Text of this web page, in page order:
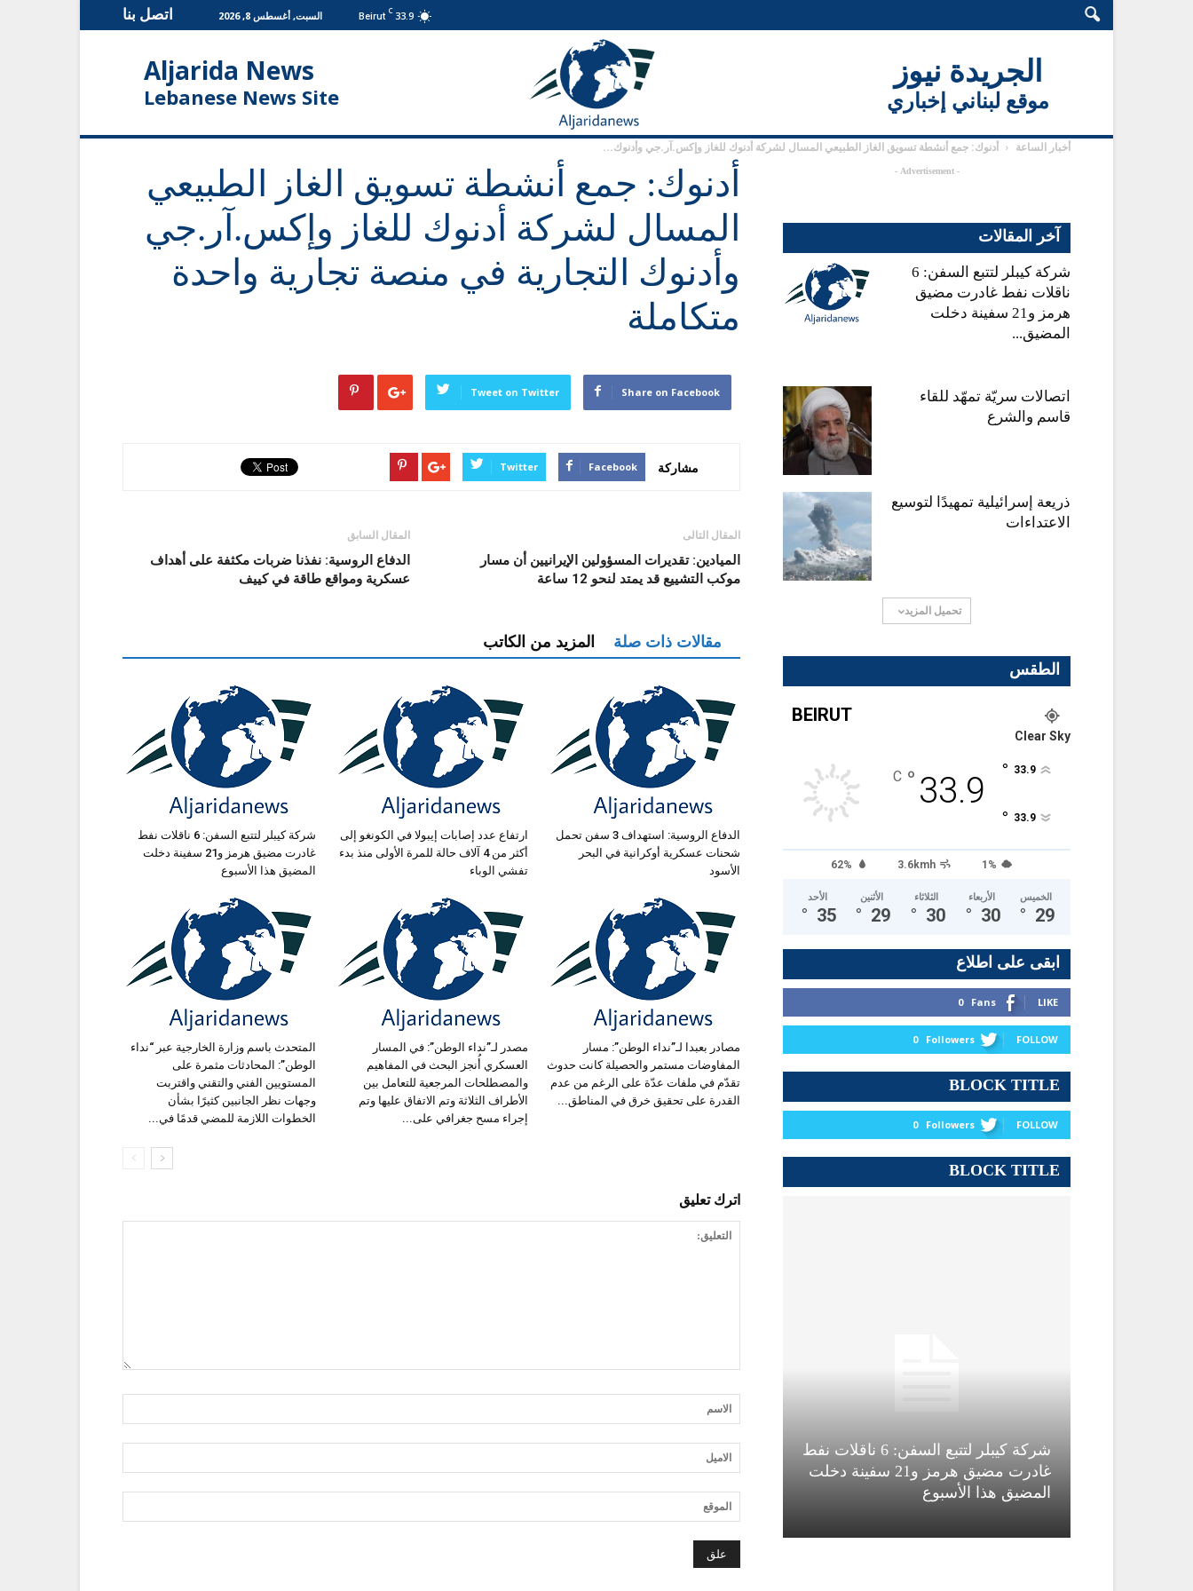
33.9
C
Beirut السبت, أغسطس 8, 2026 اتصل بنا
Aljarida News
Lebanese News Site
الجريدة نيوز
موقع لبناني إخباري
أخبار الساعة أدنوك: جمع أنشطة تسويق الغاز الطبيعي المسال لشركة أدنوك للغاز وإكس.آر.جي وأدنوك...
أدنوك: جمع أنشطة تسويق الغاز الطبيعي
المسال لشركة أدنوك للغاز وإكس.آر.جي
وأدنوك التجارية في منصة تجارية واحدة
متكاملة
Share on Facebook
Tweet on Twitter
مشاركة Facebook
Twitter
المقال السابق
الدفاع الروسية: نفذنا ضربات مكثفة على أهداف
عسكرية ومواقع طاقة في كييف
المقال التالى
الميادين: تقديرات المسؤولين الإيرانيين أن مسار
موكب التشييع قد يمتد لنحو 12 ساعة
مقالات ذات صلة المزيد من الكاتب
شركة كيبلر لتتبع السفن: 6 ناقلات نفط
غادرت مضيق هرمز و21 سفينة دخلت
المضيق هذا الأسبوع
ارتفاع عدد إصابات إيبولا في الكونغو إلى
أكثر من 4 آلاف حالة للمرة الأولى منذ بدء
تفشي الوباء
الدفاع الروسية: استهداف 3 سفن تحمل
شحنات عسكرية أوكرانية في البحر
الأسود
المتحدث باسم وزارة الخارجية عبر “نداء
الوطن”: المحادثات مثمرة على
المستويين الفني والتقني واقتربت
وجهات نظر الجانبين كثيرًا بشأن
الخطوات اللازمة للمضي قدمًا في...
مصدر لـ”نداء الوطن”: في المسار
العسكري أُنجز البحث في المفاهيم
والمصطلحات المرجعية للتعامل بين
الأطراف الثلاثة وتم الاتفاق عليها وتم
إجراء مسح جغرافي على...
مصادر بعبدا لـ”نداء الوطن”: مسار
المفاوضات مستمر والحصيلة كانت حدوث
تقدّم في ملفات عدّة على الرغم من عدم
القدرة على تحقيق خرق في المناطق...
اترك تعليق
- Advertisement -
آخر المقالات
شركة كيبلر لتتبع السفن: 6
ناقلات نفط غادرت مضيق
هرمز و21 سفينة دخلت
المضيق...
اتصالات سريّة تمهّد للقاء
قاسم والشرع
ذريعة إسرائيلية تمهيدًا لتوسيع
الاعتداءات
تحميل المزيد
الطقس
BEIRUT
Clear Sky
33.9
°
C 33.9
°
33.9
°
62% 3.6kmh 1%
الأحد
35
°
الأثنين
29
°
الثلاثاء
30
°
الأربعاء
30
°
الخميس
29
°
ابقى على اطلاع
0 Fans LIKE
0 Followers FOLLOW
BLOCK TITLE
0 Followers FOLLOW
BLOCK TITLE
شركة كيبلر لتتبع السفن: 6 ناقلات نفط
غادرت مضيق هرمز و21 سفينة دخلت
المضيق هذا الأسبوع